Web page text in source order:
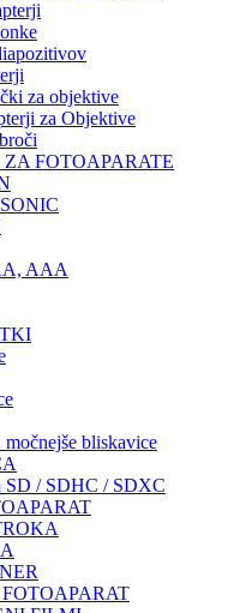
za objektive
za Objektive
FOTOAPARATE
AAA
bliskavice
SD / SDHC / SDXC